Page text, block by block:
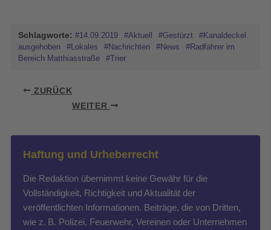
Schlagworte: #14.09.2019 #Aktuell #Gestürzt
#Kanaldeckel
ausgehoben
#Lokales #Nachrichten #News
#Radfahrer im
Bereich Matthiasstraße
#Trier
ZURÜCK
WEITER
Haftung und Urheberrecht
Die Redaktion übernimmt keine Gewähr für die
Vollständigkeit, Richtigkeit und Aktualität der
veröffentlichten Informationen. Beiträge, die von Dritten,
wie z. B. Polizei, Feuerwehr, Vereinen oder Unternehmen